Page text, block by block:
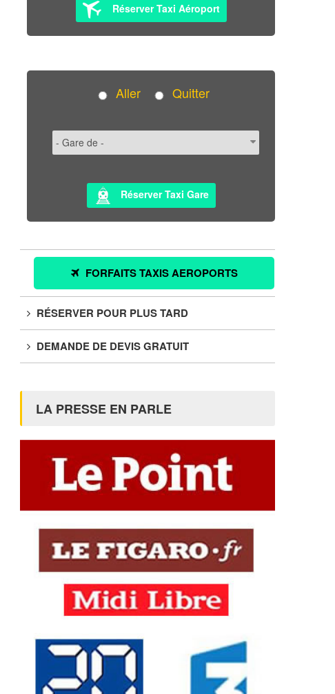
Réserver Taxi Aéroport
Aller Quitter
Réserver Taxi Gare
FORFAITS TAXIS AEROPORTS
RÉSERVER POUR PLUS TARD
DEMANDE DE DEVIS GRATUIT
LA PRESSE EN PARLE